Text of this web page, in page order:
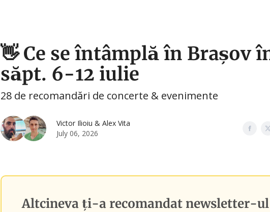
👋 Ce se întâmplă în Brașov
săpt. 6-12 iulie
28 de recomandări de concerte & evenimente
Victor Ilioiu & Alex Vita
July 06, 2026
Altcineva ți-a recomandat newsletter-ul